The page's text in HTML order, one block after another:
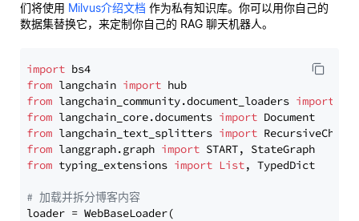
们将使用 Milvus介绍文档 作为私有知识库。你可以用你自己的
数据集替换它，来定制你自己的 RAG 聊天机器人。
import
from langchain import
from langchain_community.document_loaders import
from langchain_core.documents import
from langchain_text_splitters import
from langgraph.graph import
from typing_extensions import List, TypedDict
# 加载并拆分博客内容
loader = WebBaseLoader(